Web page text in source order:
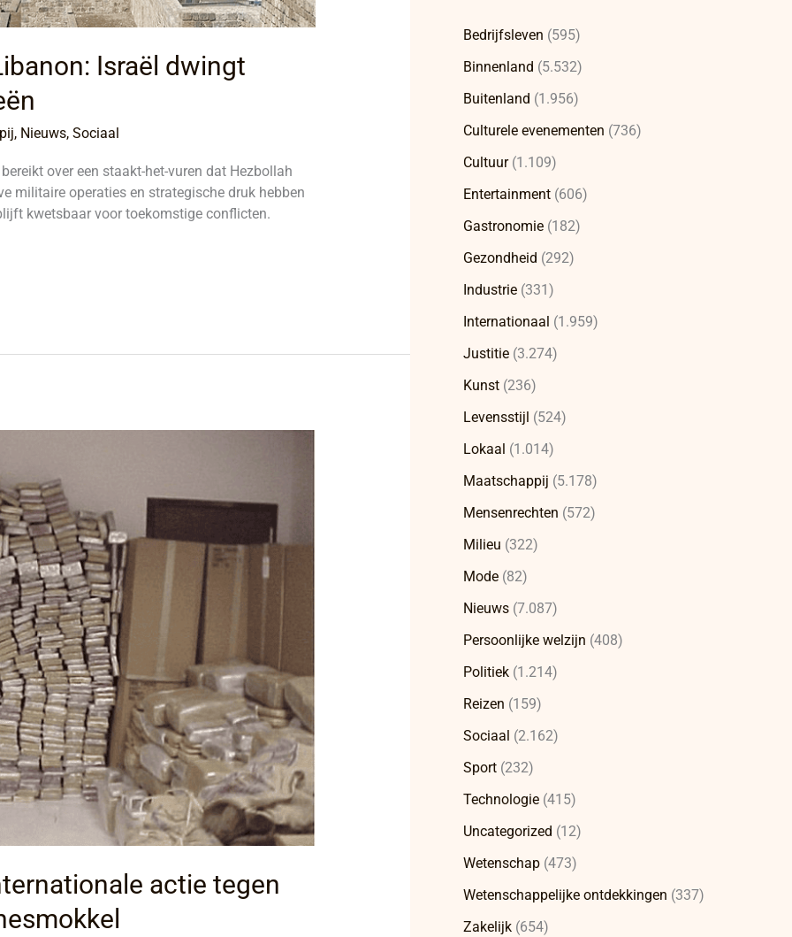
Israël dwingt
, Nieuws, Sociaal
over een staakt-het-vuren dat Hezbollah
militaire operaties en strategische druk hebben
kwetsbaar voor toekomstige conflicten.
actie tegen
Bedrijfsleven (595)
Binnenland (5.532)
Buitenland (1.956)
Culturele evenementen (736)
Cultuur(1.109)
Entertainment (606)
Gastronomie (182)
Gezondheid (292)
Industrie (331)
Internationaal (1.959)
Justitie (3.274)
Kunst (236)
Levensstijl (524)
Lokaal (1.014)
Maatschappij (5.178)
Mensenrechten (572)
Milieu (322)
Mode (82)
Nieuws (7.087)
Persoonlijke welzijn (408)
Politiek (1.214)
Reizen (159)
Sociaal (2.162)
Sport (232)
Technologie (415)
Uncategorized (12)
Wetenschap (473)
Wetenschappelijke ontdekkingen (337)
Zakelijk (654)